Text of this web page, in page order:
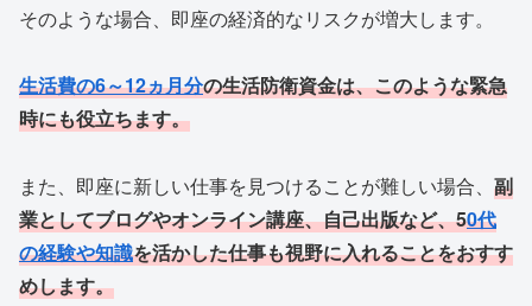
そのような場合、即座の経済的なリスクが増大します。
生活費の6～12ヵ月分の生活防衛資金は、このような緊急
時にも役立ちます。
また、即座に新しい仕事を見つけることが難しい場合、 副
業としてブログやオンライン講座、自己出版など、50代
の経験や知識を活かした仕事も視野に入れることをおすす
めします。